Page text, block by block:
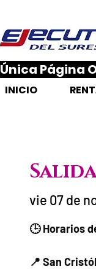
​Única Página
INICIO
vie 07 de
🕒 Horarios
📍 San